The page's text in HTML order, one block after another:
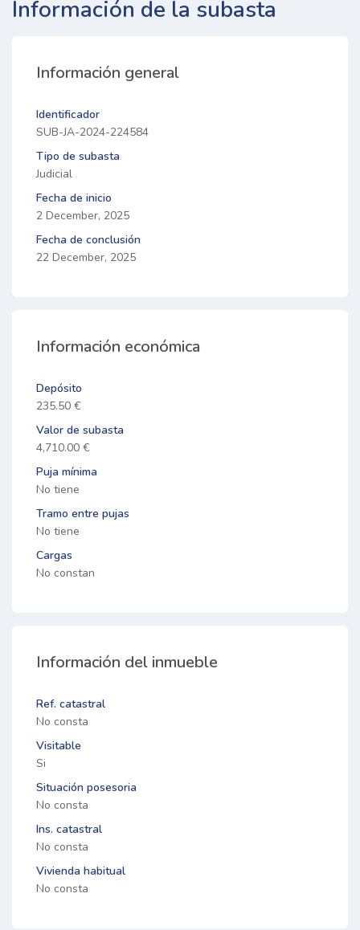
Información de la subasta
Información general
Identificador
SUB-JA-2024-224584
Tipo de subasta
Judicial
Fecha de inicio
2 December, 2025
Fecha de conclusión
22 December, 2025
Información económica
Depósito
235.50 €
Valor de subasta
4,710.00 €
Puja mínima
No tiene
Tramo entre pujas
No tiene
Cargas
No constan
Información del inmueble
Ref. catastral
No consta
Visitable
Si
Situación posesoria
No consta
Ins. catastral
No consta
Vivienda habitual
No consta